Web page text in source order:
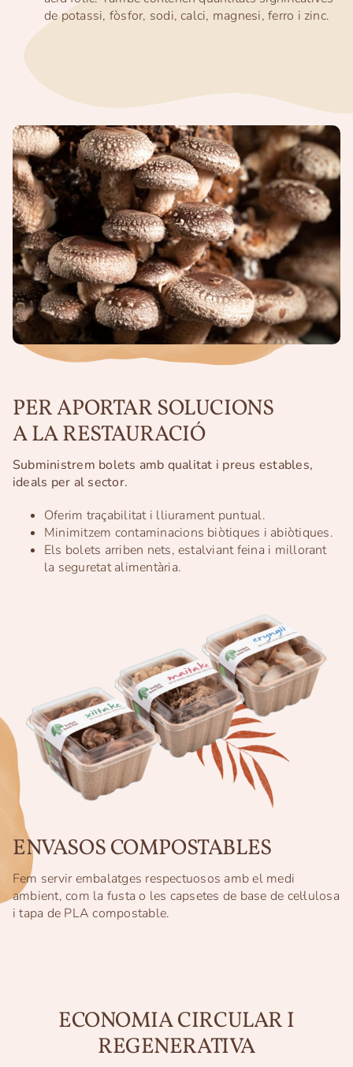
de potassi, fòsfor, sodi, calci, magnesi, ferro i zinc.
PER APORTAR SOLUCIONS
A LA RESTAURACIÓ
Subministrem bolets amb qualitat i preus estables,
ideals per al sector.
Oferim traçabilitat i lliurament puntual.
Minimitzem contaminacions biòtiques i abiòtiques.
Els bolets arriben nets, estalviant feina i millorant
la seguretat alimentària.
ENVASOS COMPOSTABLES
Fem servir embalatges respectuosos amb el medi
ambient, com la fusta o les capsetes de base de cel·lulosa
i tapa de PLA compostable.
ECONOMIA CIRCULAR I
REGENERATIVA